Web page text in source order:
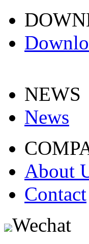
NEWS
News
About
Contact
Wechat